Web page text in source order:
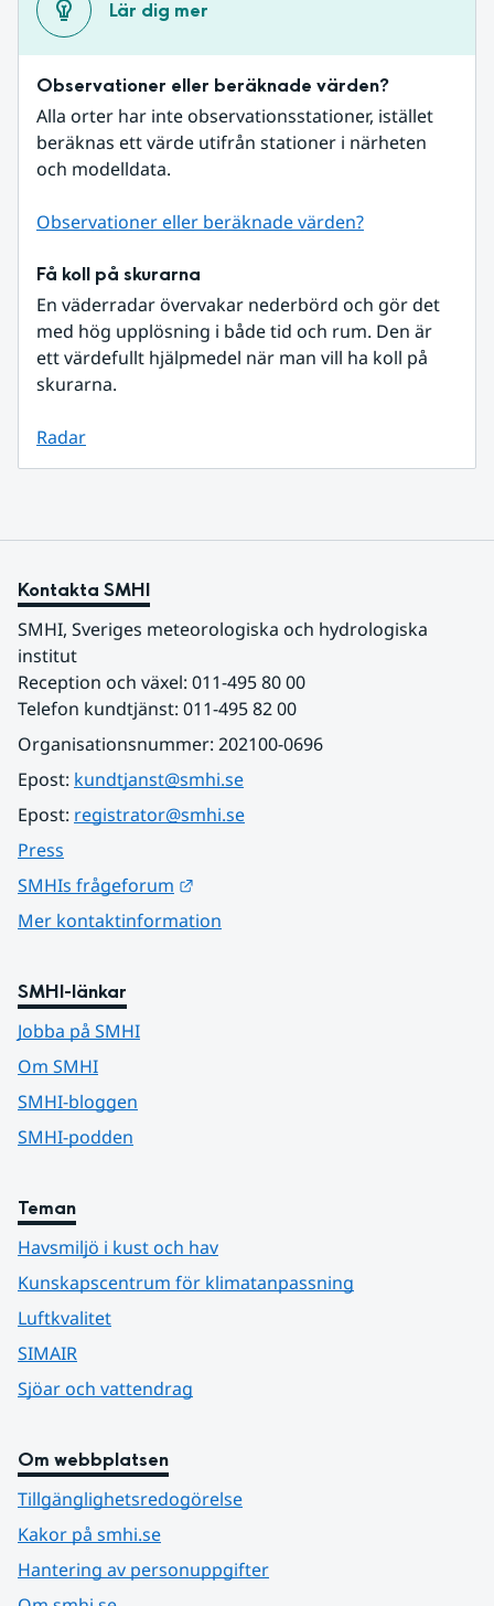
Lär dig mer
Observationer eller beräknade värden?
Alla orter har inte observationsstationer, istället
beräknas ett värde utifrån stationer i närheten
och modelldata.
Observationer eller beräknade värden?
Få koll på skurarna
En väderradar övervakar nederbörd och gör det
med hög upplösning i både tid och rum. Den är
ett värdefullt hjälpmedel när man vill ha koll på
skurarna.
Radar
Kontakta SMHI
SMHI, Sveriges meteorologiska och hydrologiska
institut
Reception och växel: 011-495 80 00
Telefon kundtjänst: 011-495 82 00
Organisationsnummer: 202100-0696
Epost: kundtjanst@smhi.se
Epost: registrator@smhi.se
Press
SMHIs frågeforum
Mer kontaktinformation
SMHI-länkar
Jobba på SMHI
Om SMHI
SMHI-bloggen
SMHI-podden
Teman
Havsmiljö i kust och hav
Kunskapscentrum för klimatanpassning
Luftkvalitet
SIMAIR
Sjöar och vattendrag
Om webbplatsen
Tillgänglighetsredogörelse
Kakor på smhi.se
Hantering av personuppgifter